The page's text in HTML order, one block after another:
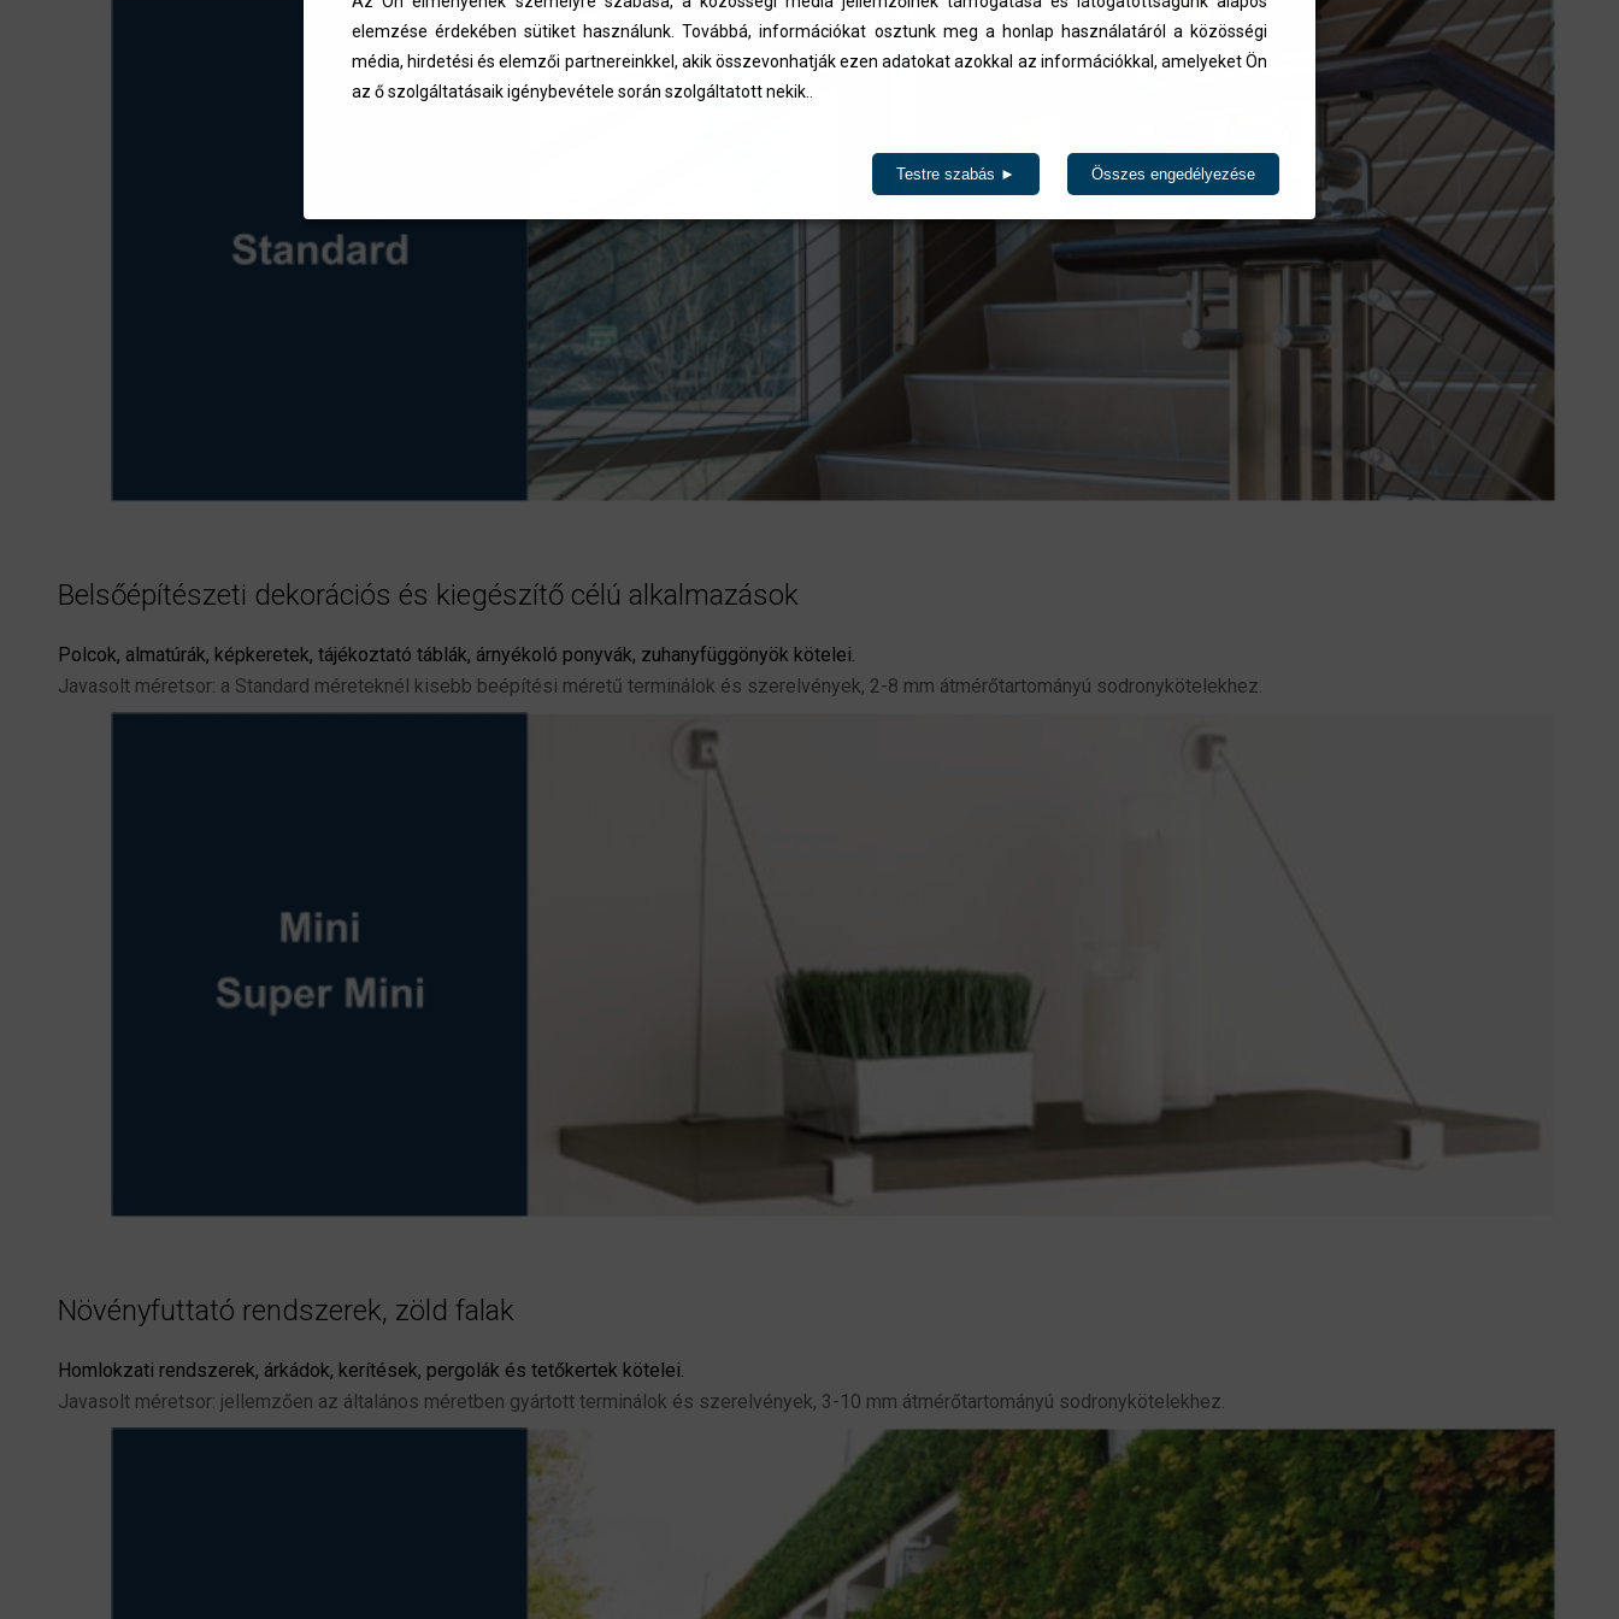
Belsőépítészeti dekorációs és kiegészítő célú alkalmazások
Polcok, almatúrák, képkeretek, tájékoztató táblák, árnyékoló ponyvák, zuhanyfüggönyök kötelei.
Javasolt méretsor: a Standard méreteknél kisebb beépítési méretű terminálok és szerelvények, 2-8 mm átmérőtartományú sodronykötelekhez.
Növényfuttató rendszerek, zöld falak
Homlokzati rendszerek, árkádok, kerítések, pergolák és tetőkertek kötelei.
Javasolt méretsor: jellemzően az általános méretben gyártott terminálok és szerelvények, 3-10 mm átmérőtartományú sodronykötelekhez.
elemzése érdekében sütiket használunk. Továbbá, információkat osztunk meg a honlap használatáról a közösségi
média, hirdetési és elemzői partnereinkkel, akik összevonhatják ezen adatokat azokkal az információkkal, amelyeket Ön
az ő szolgáltatásaik igénybevétele során szolgáltatott nekik..
Testre szabás ► Összes engedélyezése